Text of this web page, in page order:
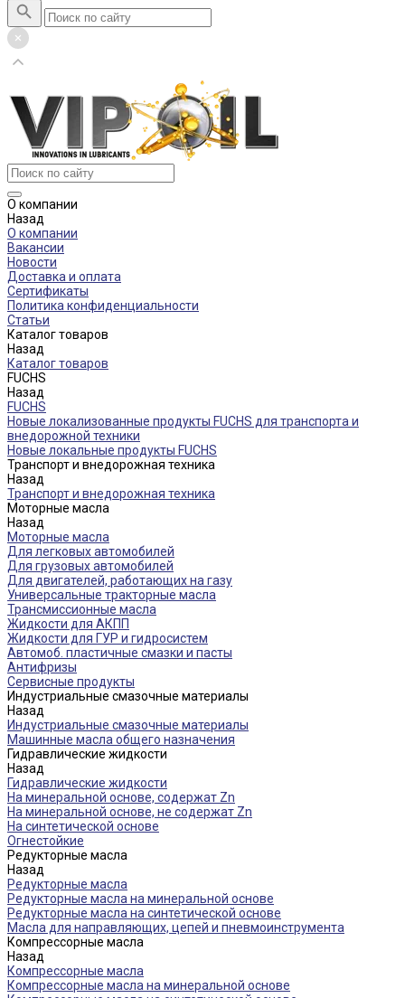
О компании
Назад
О компании
Вакансии
Новости
Доставка и оплата
Сертификаты
Политика конфиденциальности
Статьи
Каталог товаров
Назад
Каталог товаров
FUCHS
Назад
FUCHS
Новые локализованные продукты FUCHS для транспорта и
внедорожной техники
Новые локальные продукты FUCHS
Транспорт и внедорожная техника
Назад
Транспорт и внедорожная техника
Моторные масла
Назад
Моторные масла
Для легковых автомобилей
Для грузовых автомобилей
Для двигателей, работающих на газу
Универсальные тракторные масла
Трансмиссионные масла
Жидкости для АКПП
Жидкости для ГУР и гидросистем
Автомоб. пластичные смазки и пасты
Антифризы
Сервисные продукты
Индустриальные смазочные материалы
Назад
Индустриальные смазочные материалы
Машинные масла общего назначения
Гидравлические жидкости
Назад
Гидравлические жидкости
На минеральной основе, содержат Zn
На минеральной основе, не содержат Zn
На синтетической основе
Огнестойкие
Редукторные масла
Назад
Редукторные масла
Редукторные масла на минеральной основе
Редукторные масла на синтетической основе
Масла для направляющих, цепей и пневмоинструмента
Компрессорные масла
Назад
Компрессорные масла
Компрессорные масла на минеральной основе